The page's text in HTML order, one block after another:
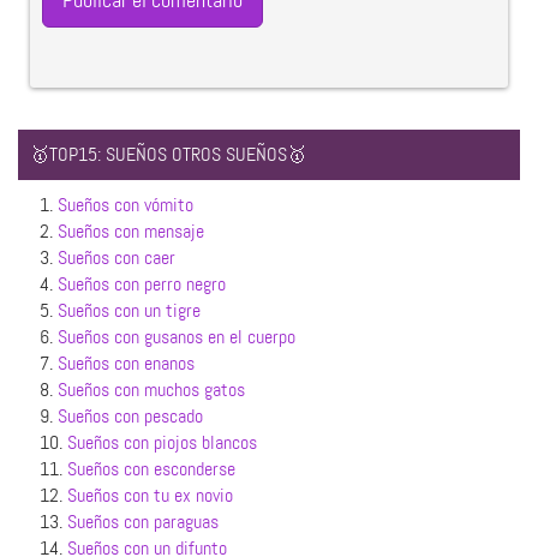
🥇TOP15: SUEÑOS OTROS SUEÑOS🥇
1. Sueños con vómito
2. Sueños con mensaje
3. Sueños con caer
4. Sueños con perro negro
5. Sueños con un tigre
6. Sueños con gusanos en el cuerpo
7. Sueños con enanos
8. Sueños con muchos gatos
9. Sueños con pescado
10. Sueños con piojos blancos
11. Sueños con esconderse
12. Sueños con tu ex novio
13. Sueños con paraguas
14. Sueños con un difunto